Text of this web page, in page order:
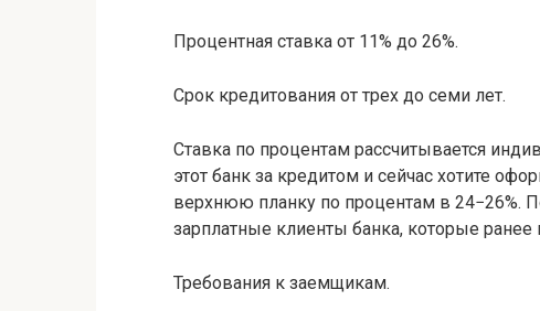
Процентная ставка от 11% до 26%.
Срок кредитования от трех до семи лет.
Ставка по процентам рассчитывается
этот банк за кредитом и сейчас хотите
верхнюю планку по процентам в 24−26%.
зарплатные клиенты банка, которые
Требования к заемщикам.